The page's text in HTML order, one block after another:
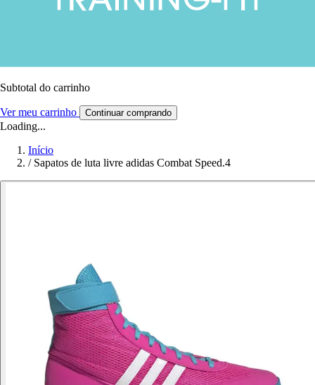
Subtotal do carrinho
Ver meu carrinho Continuar comprando
Loading...
Início
/ Sapatos de luta livre adidas Combat Speed.4